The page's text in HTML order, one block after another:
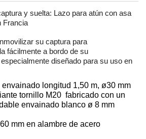
y suelta: Lazo para atún con asa
Francia
su captura para
fácilmente a bordo de su
diseñado para su uso en
longitud 1,50 m, ø30 mm
tornillo M20 fabricado con un
envainado blanco ø 8 mm
mm en alambre de acero